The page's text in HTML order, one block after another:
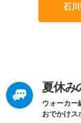
石
夏休み
ウォーカー
おでかけス